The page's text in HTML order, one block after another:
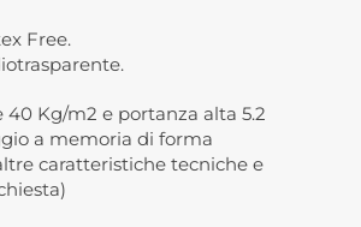
Free.
40 Kg/m2 e portanza alta 5.2
a memoria di forma
caratteristiche tecniche e